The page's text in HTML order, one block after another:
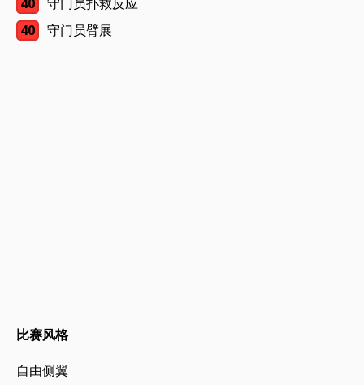
40
守门员臂展
比赛风格
自由侧翼